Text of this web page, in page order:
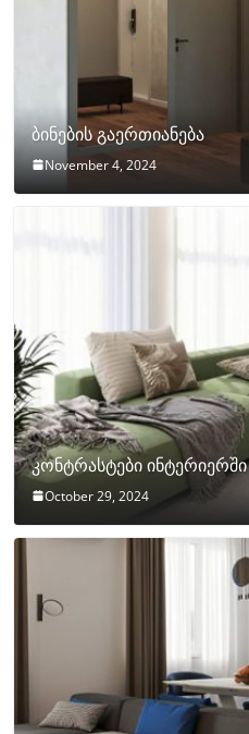
ბინების გაერთიანება
November 4, 2024
კონტრასტები ინტერიერში
October 29, 2024